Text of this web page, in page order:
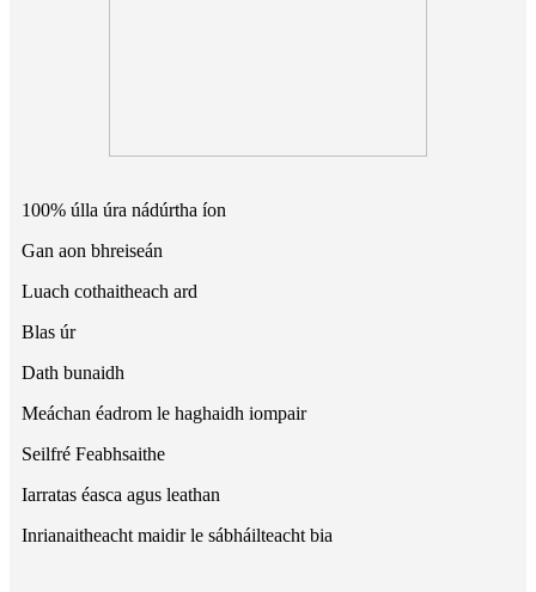
100% úlla úra nádúrtha íon
Gan aon bhreiseán
Luach cothaitheach ard
Blas úr
Dath bunaidh
Meáchan éadrom le haghaidh iompair
Seilfré Feabhsaithe
Iarratas éasca agus leathan
Inrianaitheacht maidir le sábháilteacht bia